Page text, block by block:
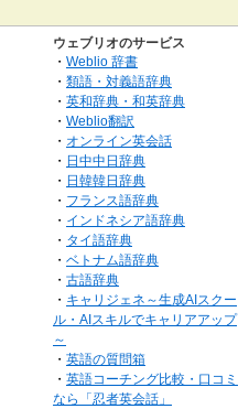
ウェブリオのサービス
・ Weblio 辞書
・ 類語・対義語辞典
・ 英和辞典・和英辞典
・ Weblio翻訳
・ オンライン英会話
・ 日中中日辞典
・ 日韓韓日辞典
・ フランス語辞典
・ インドネシア語辞典
・ タイ語辞典
・ ベトナム語辞典
・ 古語辞典
・ キャリジェネ～生成AIスクー
ル・AIスキルでキャリアアップ
～
・ 英語の質問箱
・ 英語コーチング比較・口コミ
なら「忍者英会話」